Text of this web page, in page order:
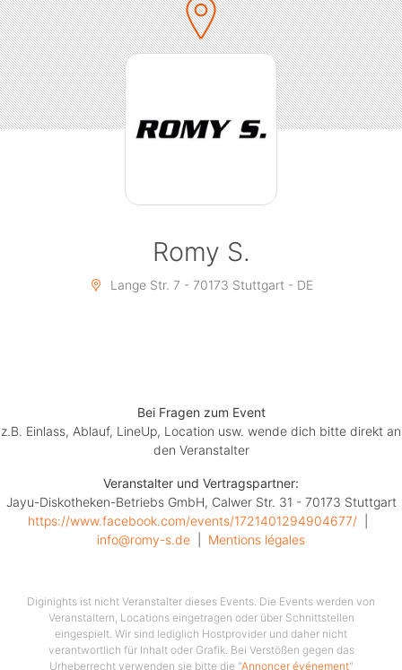
von Foo Fighters, Linkin Park, Green Day, The Offspring,
Limp Bizkit, Evanescence, Blink-182, Papa Roach, Billy
Talent, System of a Down und vielen mehr!
? Timo legt für euch auf und bringt die größten Rock-
Der Club ROMY S. liegt zentral in Stuttgart Mitte und
bietet den perfekten Sound für eine unvergessliche
Rocknacht in echter Clubatmosphäre.
Nacht voller Power und Leidenschaft – genau so, wie
Rock sein muss!
⏰ Einlass: 22:00 Uhr
?️ Tickets: Sichert euch eure Plätze jetzt!
Lasst uns gemeinsam den Rock feiern – laut,
energiegeladen und absolut unvergesslich! ?
Romy S.
Lange Str. 7 - 70173 Stuttgart - DE
Bei Fragen zum Event
z.B. Einlass, Ablauf, LineUp, Location usw. wende dich bitte direkt an
den Veranstalter
Veranstalter und Vertragspartner:
Jayu-Diskotheken-Betriebs GmbH, Calwer Str. 31 - 70173 Stuttgart
https://www.facebook.com/events/1721401294904677/
info@romy-s.de
Mentions légales
Diginights ist nicht Veranstalter dieses Events. Die Events werden von
Veranstaltern, Locations eingetragen oder über Schnittstellen
eingespielt. Wir sind lediglich Hostprovider und daher nicht
verantwortlich für Inhalt oder Grafik. Bei Verstößen gegen das
Urheberrecht verwenden sie bitte die "Annoncer événement"